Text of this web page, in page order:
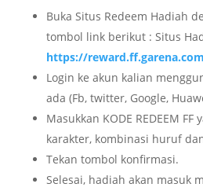
Buka Situs Redeem Hadiah
tombol link berikut : Situs
https://
Login ke akun kalian
ada (Fb, twitter, Google,
Masukkan KODE REDEEM
karakter, kombinasi huruf
Tekan tombol konfirmasi.
Selesai, hadiah akan masuk